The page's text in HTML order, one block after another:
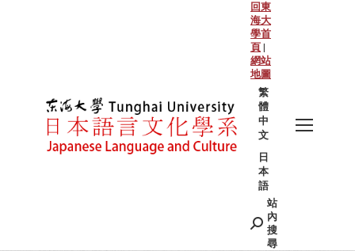
回東
海大
學首
頁 |
網站
地圖
繁
體
中
文
日
本
語
Search:
站
內
搜
尋